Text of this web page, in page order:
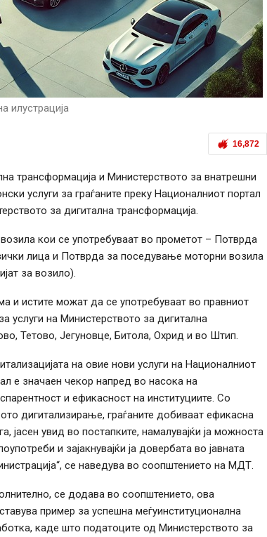
илустрација
16,872
трансформација и Министерството за внатрешни
услуги за граѓаните преку Националниот портал
за дигитална трансформација.
кои се употребуваат во прометот – Потврда
лица и Потврда за поседување моторни возила
за возило).
и истите можат да се употребуваат во правниот
на Министерството за дигитална
Тетово, Јегуновце, Битола, Охрид и во Штип.
на овие нови услуги на Националниот
е значаен чекор напред во насока на
и ефикасност на институциите. Со
дигитализирање, граѓаните добиваат ефикасна
јасен увид во постапките, намалувајќи ја можноста
и зајакнувајќи ја довербата во јавната
се наведува во соопштението на МДТ.
се додава во соопштението, ова
пример за успешна меѓуинституционална
каде што податоците од Министерството за